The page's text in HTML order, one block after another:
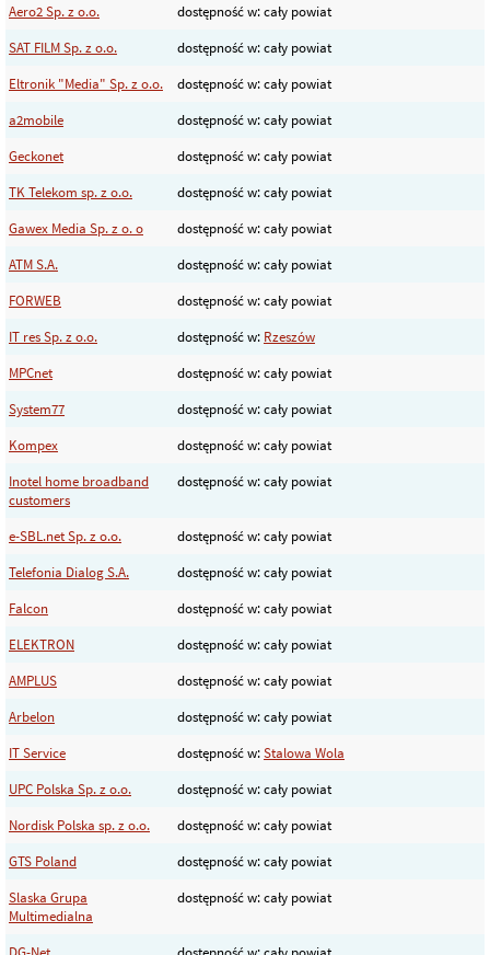
Aero2 Sp. z o.o.
dostępność w: cały powiat
SAT FILM Sp. z o.o.
dostępność w: cały powiat
Eltronik "Media" Sp. z o.o.
dostępność w: cały powiat
a2mobile
dostępność w: cały powiat
Geckonet
dostępność w: cały powiat
TK Telekom sp. z o.o.
dostępność w: cały powiat
Gawex Media Sp. z o. o
dostępność w: cały powiat
ATM S.A.
dostępność w: cały powiat
FORWEB
dostępność w: cały powiat
IT res Sp. z o.o.
dostępność w: Rzeszów
MPCnet
dostępność w: cały powiat
System77
dostępność w: cały powiat
Kompex
dostępność w: cały powiat
Inotel home broadband
customers
dostępność w: cały powiat
e-SBL.net Sp. z o.o.
dostępność w: cały powiat
Telefonia Dialog S.A.
dostępność w: cały powiat
Falcon
dostępność w: cały powiat
ELEKTRON
dostępność w: cały powiat
AMPLUS
dostępność w: cały powiat
Arbelon
dostępność w: cały powiat
IT Service
dostępność w:Stalowa Wola
UPC Polska Sp. z o.o.
dostępność w: cały powiat
Nordisk Polska sp. z o.o.
dostępność w: cały powiat
GTS Poland
dostępność w: cały powiat
Slaska Grupa
Multimedialna
dostępność w: cały powiat